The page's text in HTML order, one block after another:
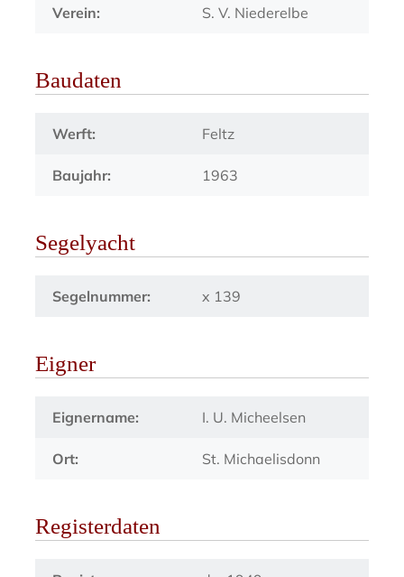
Verein: S. V. Niederelbe
Baudaten
Werft: Feltz
Baujahr: 1963
Segelyacht
Segelnummer: x 139
Eigner
Eignername: I. U. Micheelsen
Ort: St. Michaelisdonn
Registerdaten